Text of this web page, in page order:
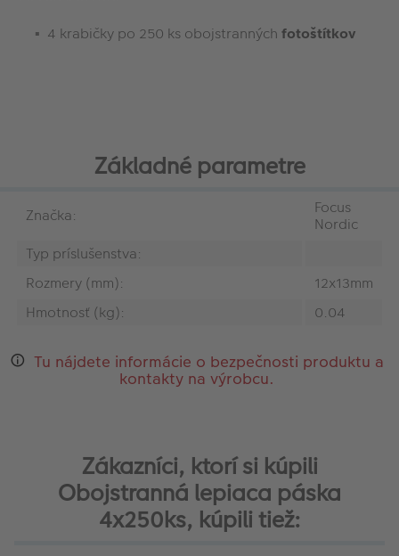
4 krabičky po 250 ks obojstranných fotoštítkov
Základné parametre
Značka:
Focus
Nordic
Typ príslušenstva:
Rozmery (mm):
12x13mm
Hmotnosť (kg):
0.04
Tu nájdete informácie o bezpečnosti produktu a
kontakty na výrobcu.
Zákazníci, ktorí si kúpili
Obojstranná lepiaca páska
4x250ks, kúpili tiež: